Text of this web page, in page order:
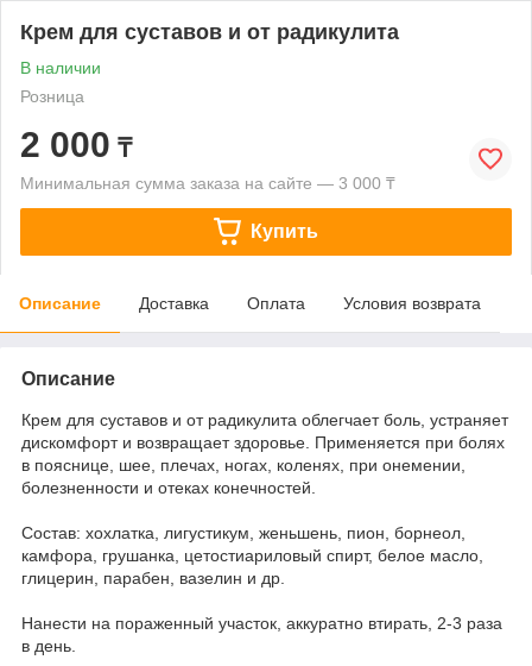
Крем для суставов и от радикулита
В наличии
Розница
2 000 ₸
Минимальная сумма заказа на сайте — 3 000 ₸
Купить
Описание Доставка Оплата Условия возврата
Описание
Крем для суставов и от радикулита облегчает боль, устраняет
дискомфорт и возвращает здоровье. Применяется при болях
в пояснице, шее, плечах, ногах, коленях, при онемении,
болезненности и отеках конечностей.
Состав: хохлатка, лигустикум, женьшень, пион, борнеол,
камфора, грушанка, цетостиариловый спирт, белое масло,
глицерин, парабен, вазелин и др.
Нанести на пораженный участок, аккуратно втирать, 2-3 раза
в день.